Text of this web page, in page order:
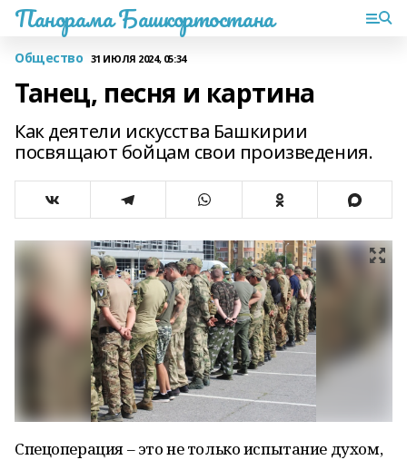
Панорама Башкортостана
Общество 31 ИЮЛЯ 2024, 05:34
Танец, песня и картина
Как деятели искусства Башкирии
посвящают бойцам свои произведения.
Спецоперация – это не только испытание духом,